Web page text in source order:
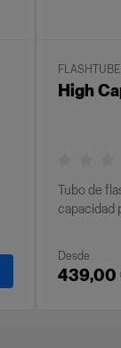
Umbrella Deep
High
Tubo de
capacidad
Desde
439,00